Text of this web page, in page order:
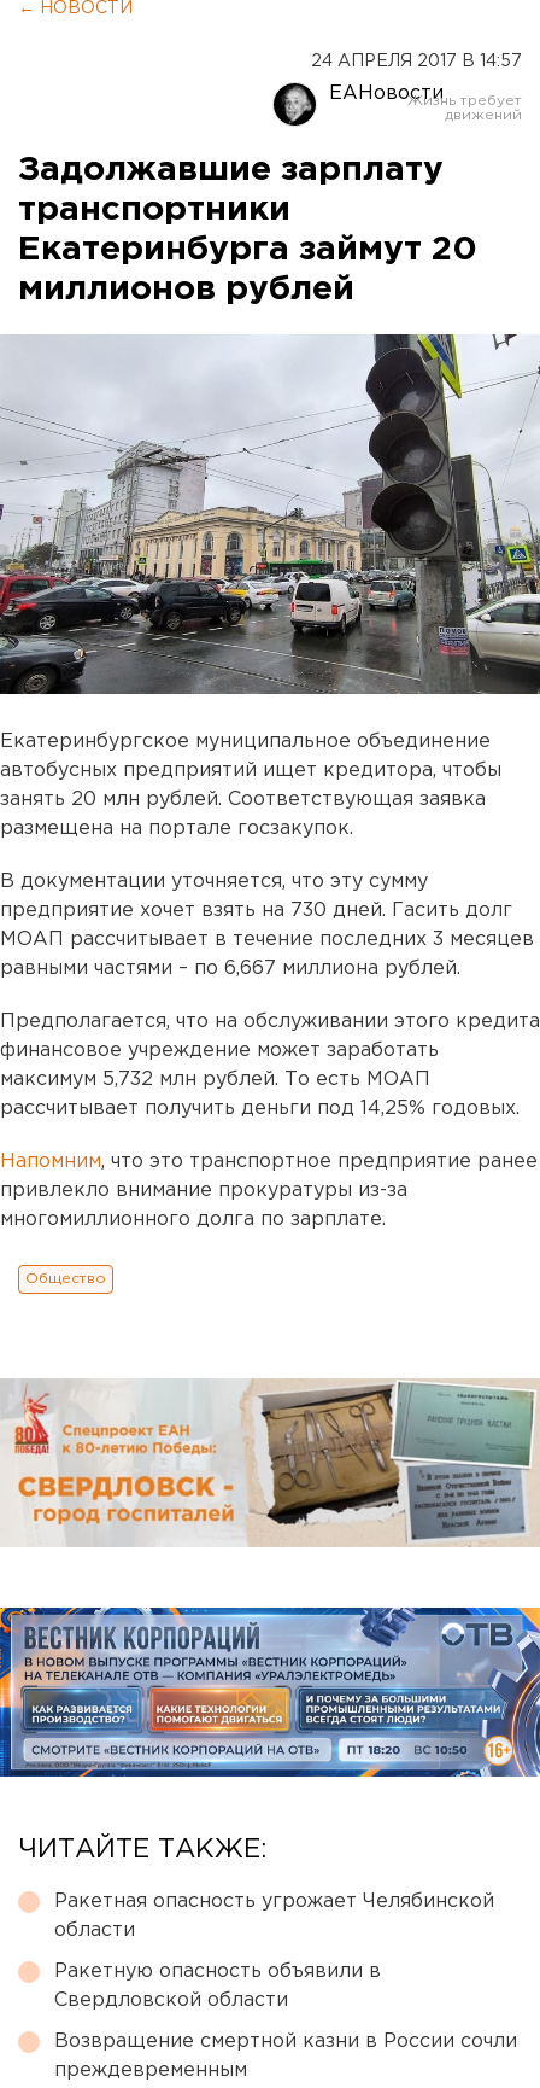
← НОВОСТИ
24 АПРЕЛЯ 2017 В 14:57
ЕАНовости
Задолжавшие зарплату
транспортники
Екатеринбурга займут 20
миллионов рублей
Екатеринбургское муниципальное объединение
автобусных предприятий ищет кредитора, чтобы
занять 20 млн рублей. Соответствующая заявка
размещена на портале госзакупок.
В документации уточняется, что эту сумму
предприятие хочет взять на 730 дней. Гасить долг
МОАП рассчитывает в течение последних 3 месяцев
равными частями – по 6,667 миллиона рублей.
Предполагается, что на обслуживании этого кредита
финансовое учреждение может заработать
максимум 5,732 млн рублей. То есть МОАП
рассчитывает получить деньги под 14,25% годовых.
Напомним, что это транспортное предприятие ранее
привлекло внимание прокуратуры из-за
многомиллионного долга по зарплате.
Общество
ЧИТАЙТЕ ТАКЖЕ:
Ракетная опасность угрожает Челябинской
области
Ракетную опасность объявили в
Свердловской области
Возвращение смертной казни в России сочли
преждевременным